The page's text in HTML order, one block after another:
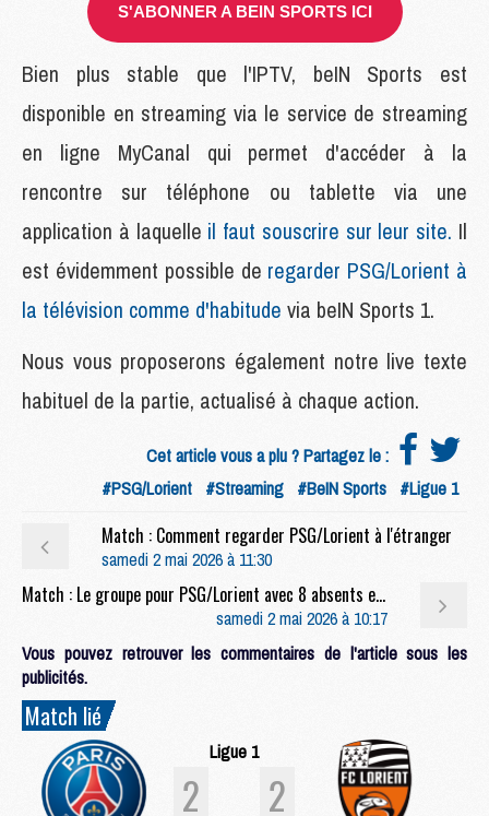
S'ABONNER A BEIN SPORTS ICI
Bien plus stable que l'IPTV, beIN Sports est
disponible en streaming via le service de streaming
en ligne MyCanal qui permet d'accéder à la
rencontre sur téléphone ou tablette via une
application à laquelle il faut souscrire sur leur site. Il
est évidemment possible de regarder PSG/Lorient à
la télévision comme d'habitude via beIN Sports 1.
Nous vous proposerons également notre live texte
habituel de la partie, actualisé à chaque action.
Cet article vous a plu ? Partagez le :
#PSG/Lorient #Streaming #BeIN Sports #Ligue 1
Match : Comment regarder PSG/Lorient à l'étranger
samedi 2 mai 2026 à 11:30
Match : Le groupe pour PSG/Lorient avec 8 absents et le plein de jeunes
samedi 2 mai 2026 à 10:17
Vous pouvez retrouver les commentaires de l'article sous les
publicités.
Match lié
Ligue 1
2 2